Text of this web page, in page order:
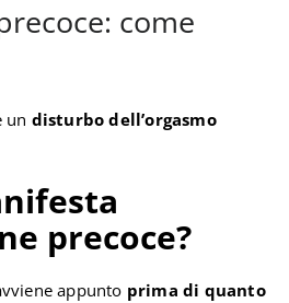
come
un disturbo dell’orgasmo
precoce?
appunto prima di quanto